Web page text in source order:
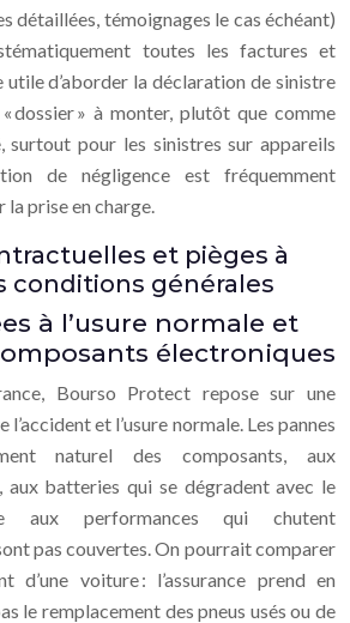
détaillées, témoignages le cas échéant)
toutes les factures et
utile d’aborder la déclaration de sinistre
dossier » à monter, plutôt que comme
surtout pour les sinistres sur appareils
de négligence est fréquemment
la prise en charge.
et pièges à
conditions générales
à l’usure normale et
électroniques
Bourso Protect repose sur une
et l’usure normale. Les pannes
naturel des composants, aux
aux batteries qui se dégradent avec le
aux performances qui chutent
pas couvertes. On pourrait comparer
d’une voiture : l’assurance prend en
le remplacement des pneus usés ou de